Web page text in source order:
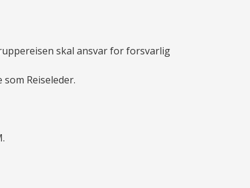
skal ansvar for forsvarlig
Reiseleder.